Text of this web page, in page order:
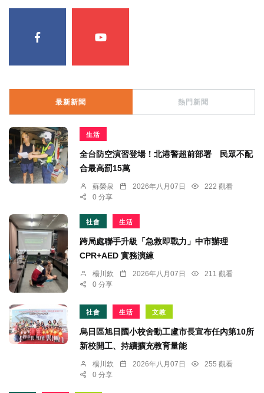
最新新聞 熱門新聞
生活
全台防空演習登場！北港警超前部署 民眾不配
合最高罰15萬
蘇榮泉 2026年八月07日
222 觀看
0 分享
社會 生活
跨局處聯手升級「急救即戰力」中市辦理
CPR+AED 實務演練
楊川欽 2026年八月07日
211 觀看
0 分享
社會 生活 文教
烏日區旭日國小校舍動工盧市長宣布任內第10所
新校開工、持續擴充教育量能
楊川欽 2026年八月07日
255 觀看
0 分享